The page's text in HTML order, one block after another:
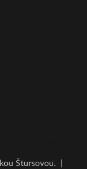
Štursovou.